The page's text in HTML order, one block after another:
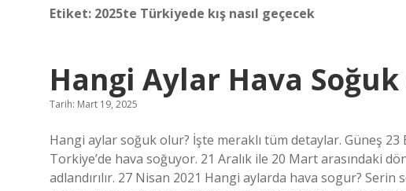
Etiket: 2025te Türkiyede kış nasıl geçecek
Hangi Aylar Hava
Tarih: Mart 19, 2025
Hangi aylar soğuk olur? İşte meraklı tüm detaylar. Güneş
Torkiye’de hava soğuyor. 21 Aralık ile 20 Mart arasındaki
adlandırılır. 27 Nisan 2021 Hangi aylarda hava sogur? Serin